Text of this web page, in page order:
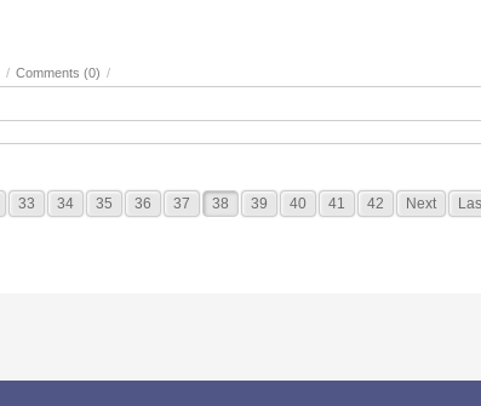
/ Comments (0) /
33 34 35 36 37 38 39 40 41 42 Next